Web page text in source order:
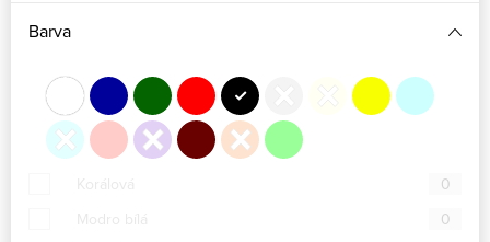
Barva
Korálová
0
Modro bílá
0